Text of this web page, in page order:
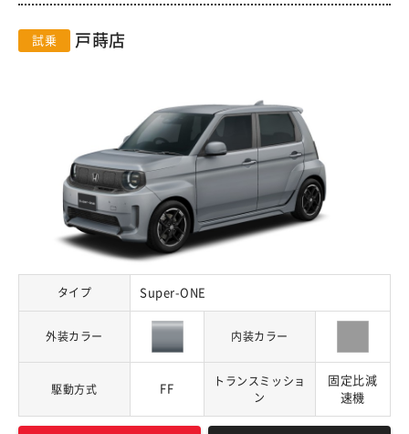
試乗 戸蒔店
タイプ Super-ONE
外装カラー 内装カラー
駆動方式 FF
トランスミッショ
ン
固定比減
速機